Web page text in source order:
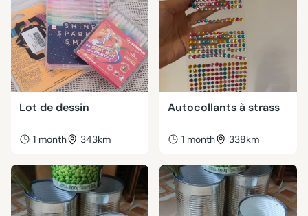
Lot de dessin
1 month 343km
Autocollants à strass
1 month 338km